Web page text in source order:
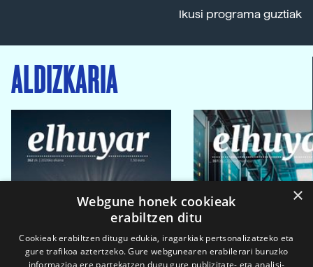
Ikusi programa guztiak
ALDIZKARIA
×
Webgune honek cookieak
erabiltzen ditu
Cookieak erabiltzen ditugu edukia, iragarkiak pertsonalizatzeko eta
gure trafikoa aztertzeko. Gure webgunearen erabilerari buruzko
informazioa ere partekatzen dugu gure publizitate- eta analisi-